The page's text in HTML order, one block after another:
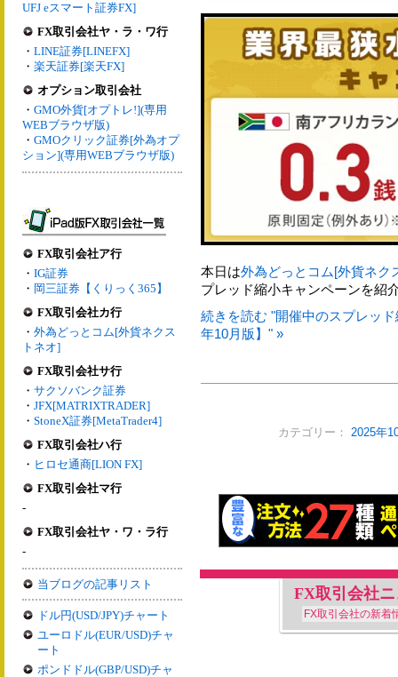
UFJ eスマート証券FX]
FX取引会社ヤ・ラ・ワ行
・ LINE証券[LINEFX]
・ 楽天証券[楽天FX]
オプション取引会社
・ GMO外貨[オプトレ!](専用
WEBブラウザ版)
・ GMOクリック証券[外為オプ
ション](専用WEBブラウザ版)
FX取引会社ア行
・ IG証券
・ 岡三証券【くりっく365】
FX取引会社カ行
・ 外為どっとコム[外貨ネクス
トネオ]
FX取引会社サ行
・ サクソバンク証券
・ JFX[MATRIXTRADER]
・ StoneX証券[MetaTrader4]
FX取引会社ハ行
・ ヒロセ通商[LION FX]
FX取引会社マ行
-
FX取引会社ヤ・ワ・ラ行
-
当ブログの記事リスト
ドル円(USD/JPY)チャート
ユーロドル(EUR/USD)チャ
ート
ポンドドル(GBP/USD)チャ
本日は外為どっとコム[外貨ネク
プレッド縮小キャンペーンを紹
続きを読む "開催中のスプレッ
年10月版】" »
カテゴリー： 2025年
FX取引会社
FX取引会社の新着